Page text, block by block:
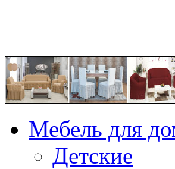
Мебель для
Детские